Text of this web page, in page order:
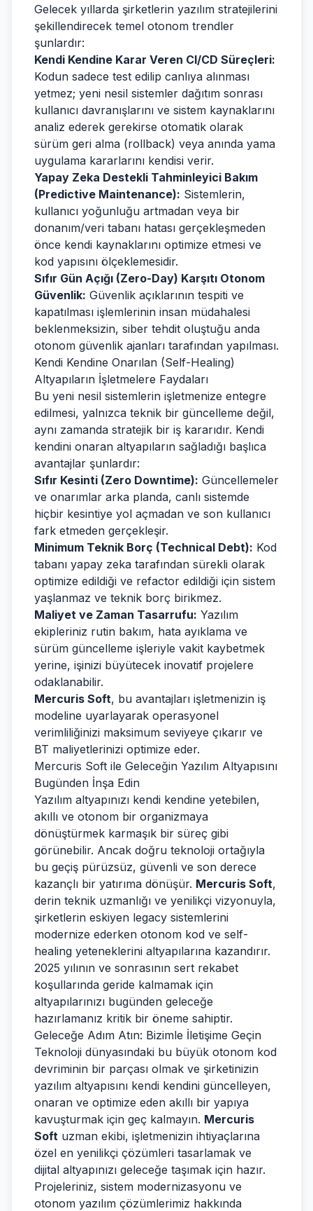
Gelecek yıllarda şirketlerin yazılım stratejilerini
şekillendirecek temel otonom trendler
şunlardır:
Kendi Kendine Karar Veren CI/CD Süreçleri:
Kodun sadece test edilip canlıya alınması
yetmez; yeni nesil sistemler dağıtım sonrası
kullanıcı davranışlarını ve sistem kaynaklarını
analiz ederek gerekirse otomatik olarak
sürüm geri alma (rollback) veya anında yama
uygulama kararlarını kendisi verir.
Yapay Zeka Destekli Tahminleyici Bakım
(Predictive Maintenance): Sistemlerin,
kullanıcı yoğunluğu artmadan veya bir
donanım/veri tabanı hatası gerçekleşmeden
önce kendi kaynaklarını optimize etmesi ve
kod yapısını ölçeklemesidir.
Sıfır Gün Açığı (Zero-Day) Karşıtı Otonom
Güvenlik: Güvenlik açıklarının tespiti ve
kapatılması işlemlerinin insan müdahalesi
beklenmeksizin, siber tehdit oluştuğu anda
otonom güvenlik ajanları tarafından yapılması.
Kendi Kendine Onarılan (Self-Healing)
Altyapıların İşletmelere Faydaları
Bu yeni nesil sistemlerin işletmenize entegre
edilmesi, yalnızca teknik bir güncelleme değil,
aynı zamanda stratejik bir iş kararıdır. Kendi
kendini onaran altyapıların sağladığı başlıca
avantajlar şunlardır:
Sıfır Kesinti (Zero Downtime): Güncellemeler
ve onarımlar arka planda, canlı sistemde
hiçbir kesintiye yol açmadan ve son kullanıcı
fark etmeden gerçekleşir.
Minimum Teknik Borç (Technical Debt): Kod
tabanı yapay zeka tarafından sürekli olarak
optimize edildiği ve refactor edildiği için sistem
yaşlanmaz ve teknik borç birikmez.
Maliyet ve Zaman Tasarrufu: Yazılım
ekipleriniz rutin bakım, hata ayıklama ve
sürüm güncelleme işleriyle vakit kaybetmek
yerine, işinizi büyütecek inovatif projelere
odaklanabilir.
Mercuris Soft, bu avantajları işletmenizin iş
modeline uyarlayarak operasyonel
verimliliğinizi maksimum seviyeye çıkarır ve
BT maliyetlerinizi optimize eder.
Mercuris Soft ile Geleceğin Yazılım Altyapısını
Bugünden İnşa Edin
Yazılım altyapınızı kendi kendine yetebilen,
akıllı ve otonom bir organizmaya
dönüştürmek karmaşık bir süreç gibi
görünebilir. Ancak doğru teknoloji ortağıyla
bu geçiş pürüzsüz, güvenli ve son derece
kazançlı bir yatırıma dönüşür. Mercuris Soft,
derin teknik uzmanlığı ve yenilikçi vizyonuyla,
şirketlerin eskiyen legacy sistemlerini
modernize ederken otonom kod ve self-
healing yeteneklerini altyapılarına kazandırır.
2025 yılının ve sonrasının sert rekabet
koşullarında geride kalmamak için
altyapılarınızı bugünden geleceğe
hazırlamanız kritik bir öneme sahiptir.
Geleceğe Adım Atın: Bizimle İletişime Geçin
Teknoloji dünyasındaki bu büyük otonom kod
devriminin bir parçası olmak ve şirketinizin
yazılım altyapısını kendi kendini güncelleyen,
onaran ve optimize eden akıllı bir yapıya
kavuşturmak için geç kalmayın. Mercuris
Soft uzman ekibi, işletmenizin ihtiyaçlarına
özel en yenilikçi çözümleri tasarlamak ve
dijital altyapınızı geleceğe taşımak için hazır.
Projeleriniz, sistem modernizasyonu ve
otonom yazılım çözümlerimiz hakkında